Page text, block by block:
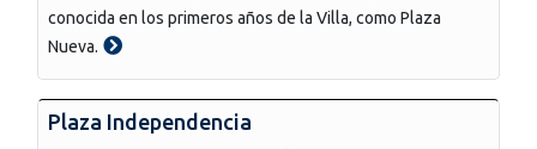
conocida en los primeros años de la Villa, como Plaza
Nueva.
Plaza Independencia